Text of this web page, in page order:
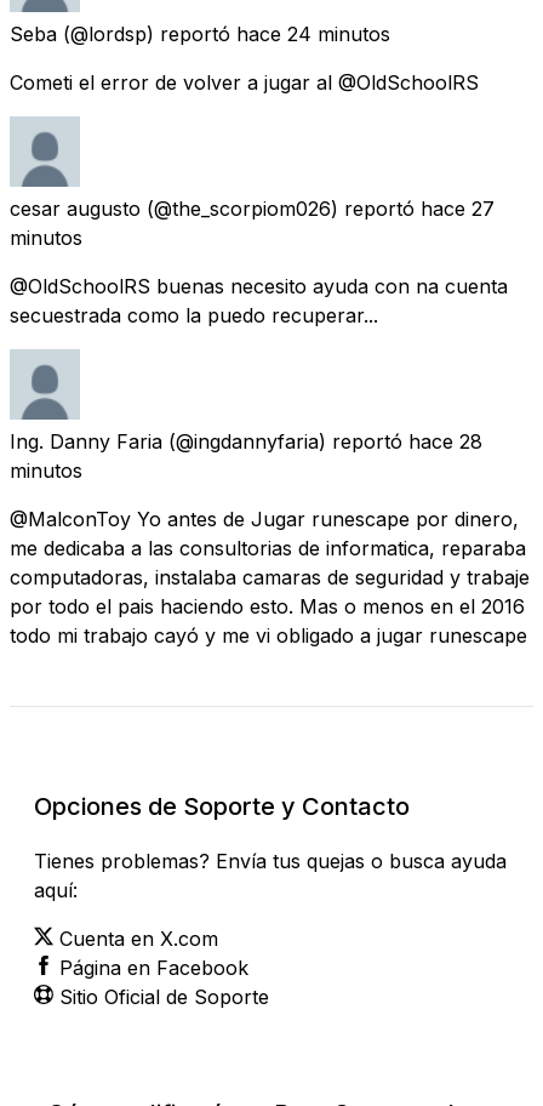
Seba (@lordsp) reportó hace 24 minutos
Cometi el error de volver a jugar al @OldSchoolRS
cesar augusto (@the_scorpiom026) reportó hace 27
minutos
@OldSchoolRS buenas necesito ayuda con na cuenta
secuestrada como la puedo recuperar...
Ing. Danny Faria (@ingdannyfaria) reportó hace 28
minutos
@MalconToy Yo antes de Jugar runescape por dinero,
me dedicaba a las consultorias de informatica, reparaba
computadoras, instalaba camaras de seguridad y trabaje
por todo el pais haciendo esto. Mas o menos en el 2016
todo mi trabajo cayó y me vi obligado a jugar runescape
Opciones de Soporte y Contacto
Tienes problemas? Envía tus quejas o busca ayuda
aquí:
Cuenta en X.com
Página en Facebook
Sitio Oficial de Soporte